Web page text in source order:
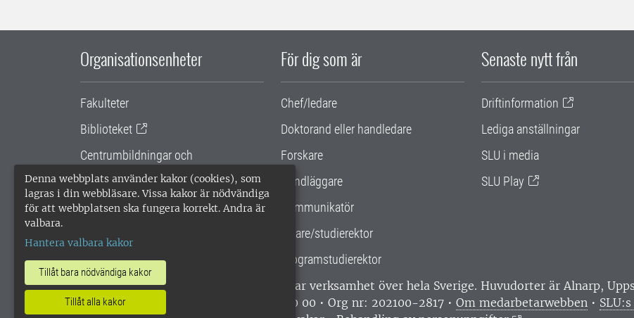
Denna webbplats använder kakor (cookies), som
lagras i din webbläsare. Vissa kakor är nödvändiga
för att webbplatsen ska fungera korrekt. Andra är
valbara.
Hantera valbara kakor
Tillåt bara nödvändiga kakor
Tillåt alla kakor
Organisationsenheter
Fakulteter
Biblioteket
Centrumbildningar och
samarbetsprojekt
Gemensamma verksamhetsstödet
För dig som är
Chef/ledare
Doktorand eller handledare
Forskare
Handläggare
Kommunikatör
Lärare/studierektor
Programstudierektor
Senaste nytt från
Driftinformation
Lediga anställningar
SLU i media
SLU Play
SLU, Sveriges lantbruksuniversitet, har verksamhet över hela Sverige. Huvudorter är Alnarp,
enligt ISO 14001. •
Telefon: 018-67 10 00 • Org nr: 202100-2817 • Om medarbetarwebben •